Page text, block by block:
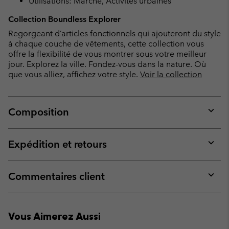
Collection Boundless Explorer
Regorgeant d’articles fonctionnels qui ajouteront du style
à chaque couche de vêtements, cette collection vous
offre la flexibilité de vous montrer sous votre meilleur
jour. Explorez la ville. Fondez-vous dans la nature. Où
que vous alliez, affichez votre style. Voir la collection
Composition
or
Expédition et retours
or
Commentaires client
or
Vous Aimerez Aussi